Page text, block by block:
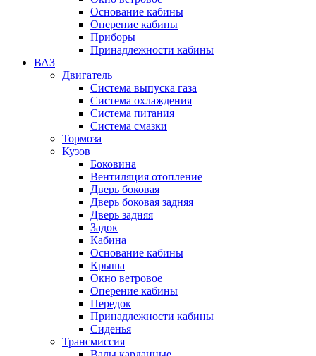
Основание кабины
Оперение кабины
Приборы
Принадлежности кабины
ВАЗ
Двигатель
Система выпуска газа
Система охлаждения
Система питания
Система смазки
Тормоза
Кузов
Боковина
Вентиляция отопление
Дверь боковая
Дверь боковая задняя
Дверь задняя
Задок
Кабина
Основание кабины
Крыша
Окно ветровое
Оперение кабины
Передок
Принадлежности кабины
Сиденья
Трансмиссия